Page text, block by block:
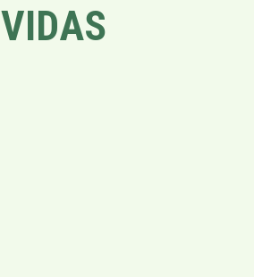
VIDAS